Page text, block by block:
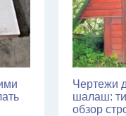
Чертежи
шалаш:
обзор